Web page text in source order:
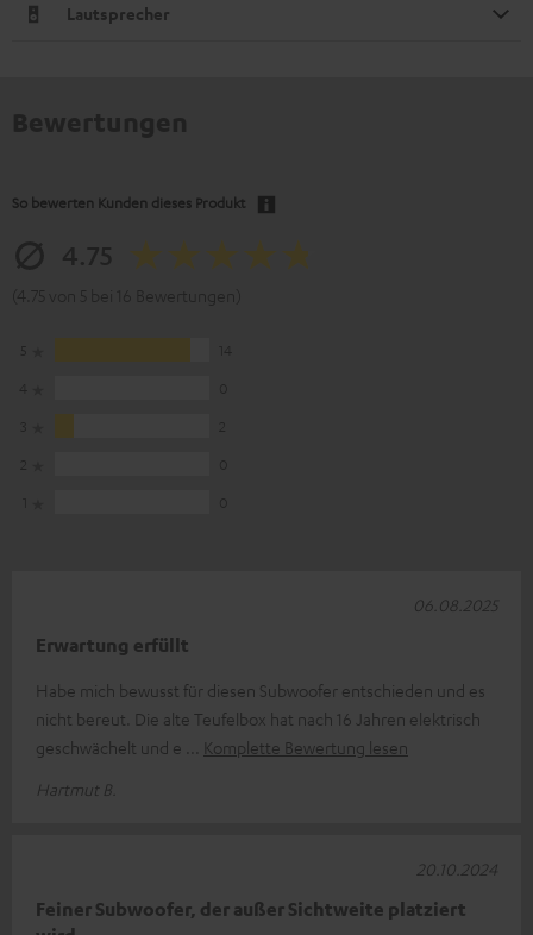
Lautsprecher
So bewerten Kunden dieses Produkt
Erwartung erfüllt
Habe mich bewusst für diesen Subwoofer entschieden und es
nicht bereut. Die alte Teufelbox hat nach 16 Jahren elektrisch
geschwächelt und e
Komplette Bewertung lesen
Hartmut B.
06.08.2025
Feiner Subwoofer, der außer Sichtweite platziert
20.10.2024